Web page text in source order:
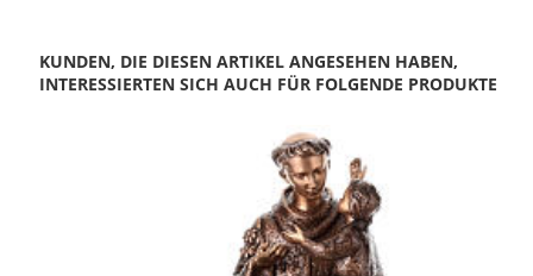
KUNDEN, DIE DIESEN ARTIKEL ANGESEHEN HABEN,
INTERESSIERTEN SICH AUCH FÜR FOLGENDE PRODUKTE